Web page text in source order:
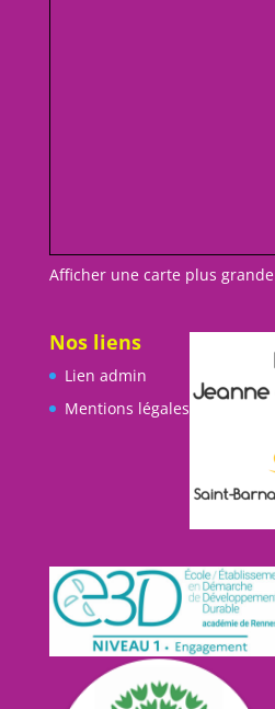
Afficher une carte plus grande
Nos liens
Lien admin
Mentions légales